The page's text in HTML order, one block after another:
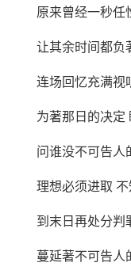
原来曾经一秒任
让其余时间都负
连场回忆充满视
为著那日的决定
问谁没不可告人
理想必须进取
到末日再处分判
蔓延著不可告人